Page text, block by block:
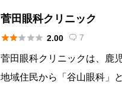
菅田眼科クリニック
 2.00  7
菅田眼科クリニックは、鹿
地域住民から「谷山眼科」